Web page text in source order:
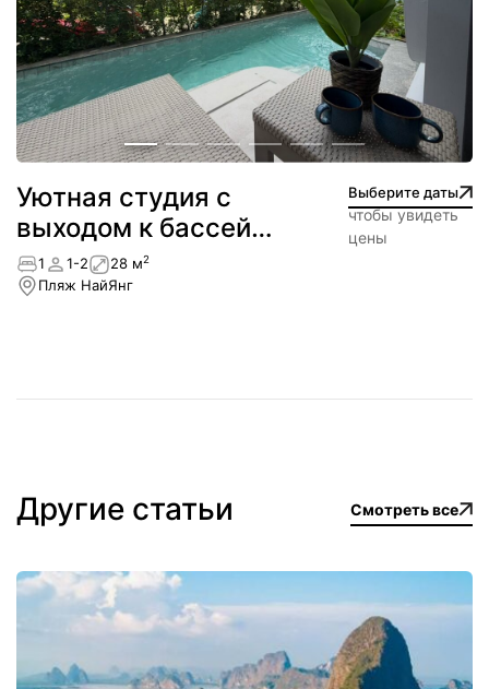
Уютная студия с
выходом к бассейну
— NEW!
Выберите даты
чтобы увидеть
цены
1 1-2 28 м2
Пляж НайЯнг
Другие статьи Смотреть все